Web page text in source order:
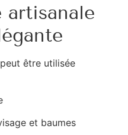
artisanale
être utilisée
et baumes